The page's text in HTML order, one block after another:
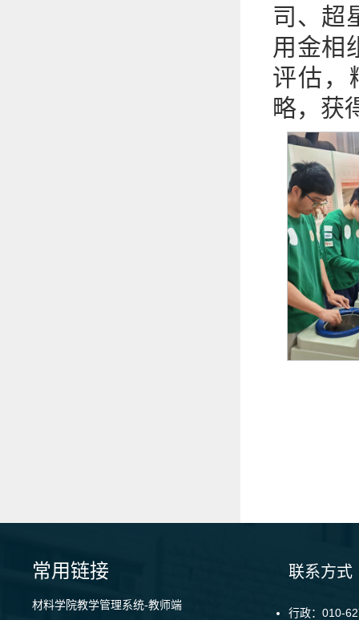
司、超
用金相
评估，
略，获
常用链接
材料学院教学管理系统-教师端
联系方式
行政：010-